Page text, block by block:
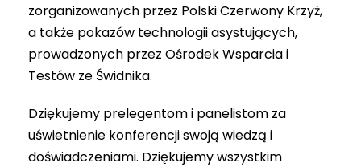
zorganizowanych przez Polski Czerwony Krzyż,
a także pokazów technologii asystujących,
prowadzonych przez Ośrodek Wsparcia i
Testów ze Świdnika.
Dziękujemy prelegentom i panelistom za
uświetnienie konferencji swoją wiedzą i
doświadczeniami. Dziękujemy wszystkim